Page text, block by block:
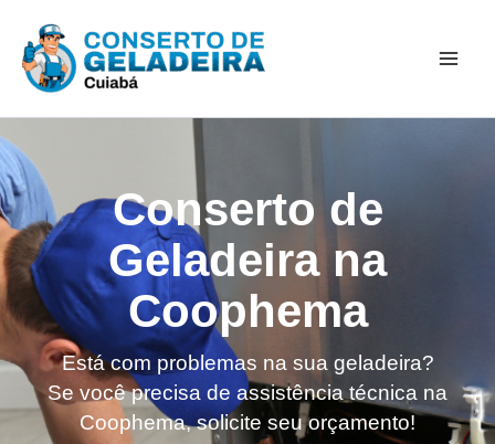
para
Conserto de
Geladeira na
Coophema
Está com problemas na sua geladeira?
Se você precisa de assistência técnica na
Coophema, solicite seu orçamento!